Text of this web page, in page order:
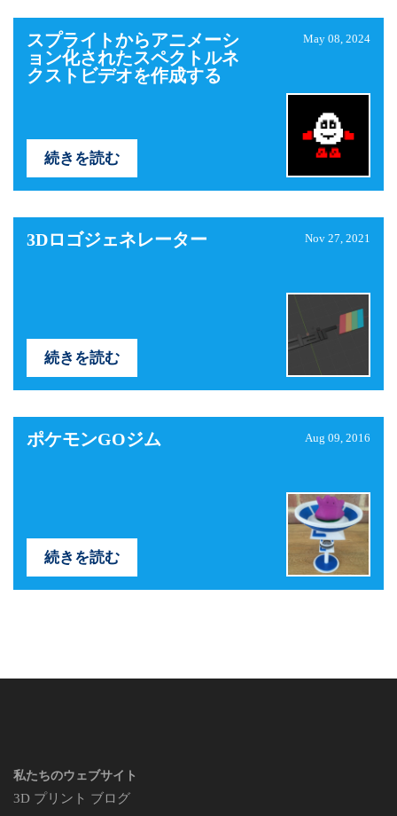
スプライトからアニメーシ
ョン化されたスペクトルネ
クストビデオを作成する
May 08, 2024
続きを読む
3Dロゴジェネレーター Nov 27, 2021
続きを読む
ポケモンGOジム Aug 09, 2016
続きを読む
私たちのウェブサイト
3D プリント ブログ